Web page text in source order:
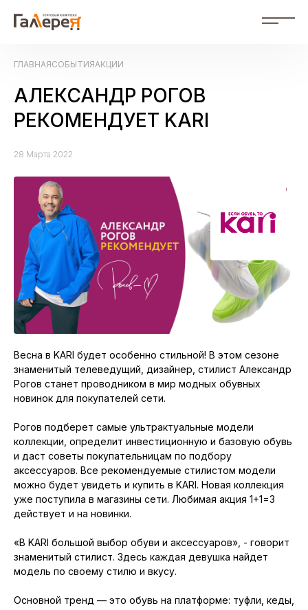
RU Russian
События
Магазины
Схема ТК
О нас
Фотогалерея
Контакты
Рекламодателям
Документы
Свободные помещения
Развитие инфраструктуры вокруг ТК
Транспортная доступность
Плотность населения г. Кострома
г. Кострома, ул. Ткачей, д. 7,+7 (4942) 46-76-26
ВРЕМЯ РАБОТЫ ТК
ГМ Адмирал с 9:00 до 22:00
Торговые аллеи с 10:00 до 21:00
ГЛАВНАЯСОБЫТИЯАКЦИИ
АЛЕКСАНДР РОГОВ
РЕКОМЕНДУЕТ KARI
28 Марта 2022
Весна в KARI будет особенно стильной! В этом сезоне
знаменитый телеведущий, дизайнер, стилист Александр
Рогов станет проводником в мир модных обувных
новинок для покупателей сети.
Рогов подберет самые ультрактуальные модели
коллекции, определит инвестиционную и базовую обувь
и даст советы покупательницам по подбору
аксессуаров. Все рекомендуемые стилистом модели
можно будет увидеть и купить в KARI. Новая коллекция
уже поступила в магазины сети. Любимая акция 1+1=3
действует и на новинки.
«В KARI большой выбор обуви и аксессуаров», - говорит
знаменитый стилист. Здесь каждая девушка найдет
модель по своему стилю и вкусу.
Основной тренд — это обувь на платформе: туфли, кеды,